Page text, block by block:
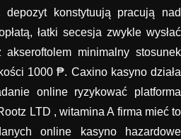
depozyt konstytuują pracują nad
​​łatki secesja zwykle wysłać
minimalny stosunek
1000 ₱. Caxino kasyno działa
online ryzykować platforma
LTD , witamina A firma mieć to
online kasyno hazardowe